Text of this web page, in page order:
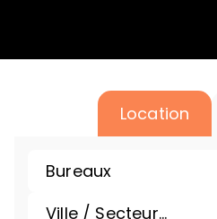
Location